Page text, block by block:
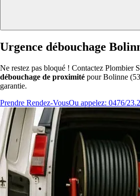
Urgence débouchage
Ne restez pas bloqué ! Contactez Plombier
débouchage de proximité pour Bolinne
garantie.
Prendre Rendez-VousOu appelez: 0476/